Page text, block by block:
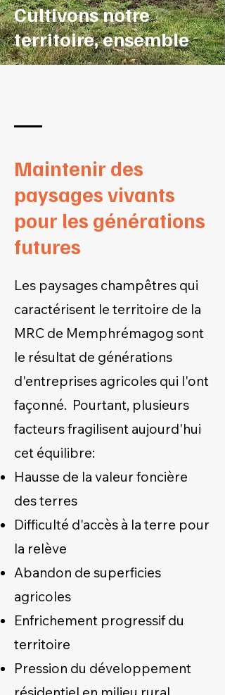
Cultivons notre
territoire, ensemble
Maintenir des
paysages vivants
pour les générations
futures
Les paysages champêtres qui
caractérisent le territoire de la
MRC de Memphrémagog sont
le résultat de générations
d'entreprises agricoles qui l'ont
façonné. Pourtant, plusieurs
facteurs fragilisent aujourd'hui
cet équilibre:
Hausse de la valeur foncière
des terres
Difficulté d'accès à la terre pour
la relève
Abandon de superficies
agricoles
Enfrichement progressif du
territoire
Pression du développement